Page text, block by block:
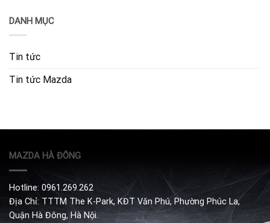
DANH MỤC
Tin tức
Tin tức Mazda
MAZDA HÀ ĐÔNG
Hotline: 0961.269.262
Địa Chỉ: TTTM The K-Park, KĐT Văn Phú, Phường Phúc La,
Quận Hà Đông, Hà Nội.